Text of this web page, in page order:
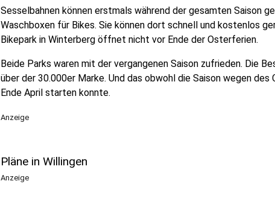
Sesselbahnen können erstmals während der gesamten Saison
Waschboxen für Bikes. Sie können dort schnell und kostenlos
Bikepark in Winterberg öffnet nicht vor Ende der Osterferien.
Beide Parks waren mit der vergangenen Saison zufrieden. Die
über der 30.000er Marke. Und das obwohl die Saison wegen
Ende April starten konnte.
Anzeige
Pläne in Willingen
Anzeige